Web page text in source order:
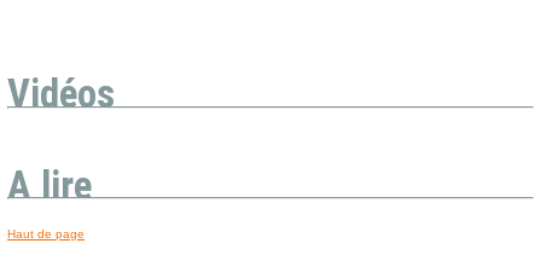
Vidéos
A lire
Haut de page